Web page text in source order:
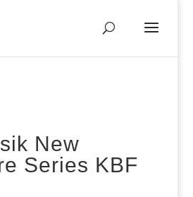
New
Series KBF